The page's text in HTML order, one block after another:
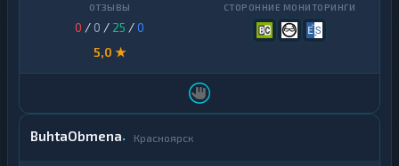
0 / 0 / 25 /0
5,0 ★
BuhtaObmena Красноярск